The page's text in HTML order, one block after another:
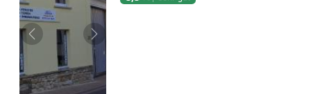
Zurück Weiter